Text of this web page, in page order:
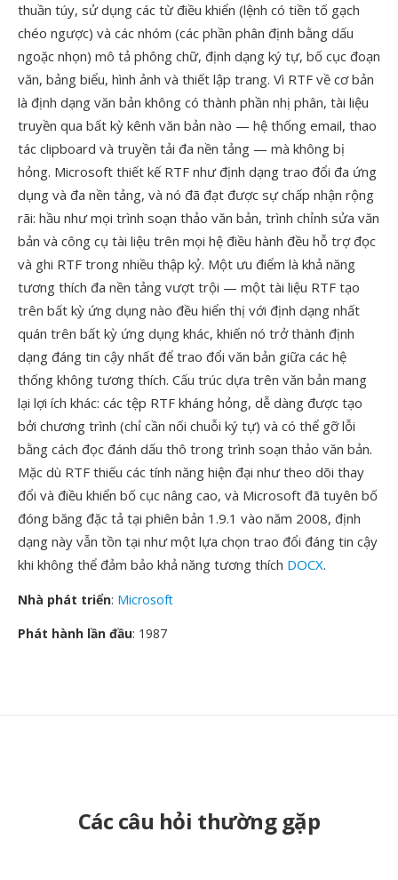
thuần túy, sử dụng các từ điều khiển (lệnh có tiền tố gạch
chéo ngược) và các nhóm (các phần phân định bằng dấu
ngoặc nhọn) mô tả phông chữ, định dạng ký tự, bố cục đoạn
văn, bảng biểu, hình ảnh và thiết lập trang. Vì RTF về cơ bản
là định dạng văn bản không có thành phần nhị phân, tài liệu
truyền qua bất kỳ kênh văn bản nào — hệ thống email, thao
tác clipboard và truyền tải đa nền tảng — mà không bị
hỏng. Microsoft thiết kế RTF như định dạng trao đổi đa ứng
dụng và đa nền tảng, và nó đã đạt được sự chấp nhận rộng
rãi: hầu như mọi trình soạn thảo văn bản, trình chỉnh sửa văn
bản và công cụ tài liệu trên mọi hệ điều hành đều hỗ trợ đọc
và ghi RTF trong nhiều thập kỷ. Một ưu điểm là khả năng
tương thích đa nền tảng vượt trội — một tài liệu RTF tạo
trên bất kỳ ứng dụng nào đều hiển thị với định dạng nhất
quán trên bất kỳ ứng dụng khác, khiến nó trở thành định
dạng đáng tin cậy nhất để trao đổi văn bản giữa các hệ
thống không tương thích. Cấu trúc dựa trên văn bản mang
lại lợi ích khác: các tệp RTF kháng hỏng, dễ dàng được tạo
bởi chương trình (chỉ cần nối chuỗi ký tự) và có thể gỡ lỗi
bằng cách đọc đánh dấu thô trong trình soạn thảo văn bản.
Mặc dù RTF thiếu các tính năng hiện đại như theo dõi thay
đổi và điều khiển bố cục nâng cao, và Microsoft đã tuyên bố
đóng băng đặc tả tại phiên bản 1.9.1 vào năm 2008, định
dạng này vẫn tồn tại như một lựa chọn trao đổi đáng tin cậy
khi không thể đảm bảo khả năng tương thích DOCX.
Nhà phát triển: Microsoft
Phát hành lần đầu: 1987
Các câu hỏi thường gặp